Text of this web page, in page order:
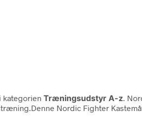
kategorien Træningsudstyr A-z .
Nordic Fighter